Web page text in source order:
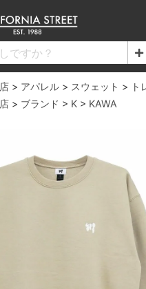
アパレル スウェット
ト
ブランド K KAWA
でのご注文は当日発送！
円以上で送料無料！
ト5倍！10日と20日は3倍！
でのご注文は当日発送！
円以上で送料無料！
ト5倍！10日と20日は3倍！
覧（全てのデッキ）
を選ぶ
でのご注文は当日発送！
円以上で送料無料！
ト5倍！10日と20日は3倍！
一覧（全てのトラック）
から選ぶ
でのご注文は当日発送！
円以上で送料無料！
ト5倍！10日と20日は3倍！
一覧（全てのウィール）
から選ぶ
ー F4（フォーミュラフォ
ックスフォーミュラ）
でのご注文は当日発送！
円以上で送料無料！
ト5倍！10日と20日は3倍！
一覧
から選ぶ
でのご注文は当日発送！
円以上で送料無料！
ト5倍！10日と20日は3倍！
ブTシャツ
ーター
でのご注文は当日発送！
円以上で送料無料！
ト5倍！10日と20日は3倍！
でのご注文は当日発送！
円以上で送料無料！
ト5倍！10日と20日は3倍！
アイテム
でのご注文は当日発送！
円以上で送料無料！
ト5倍！10日と20日は3倍！
紹介
トリートの歴史